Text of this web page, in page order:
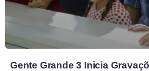
Gente Grande 3 Inicia